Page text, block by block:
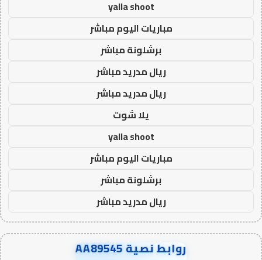
yalla shoot
مباريات اليوم مباشر
برشلونة مباشر
ريال مدريد مباشر
ريال مدريد مباشر
يلا شوت
yalla shoot
مباريات اليوم مباشر
برشلونة مباشر
ريال مدريد مباشر
روابط نصية AA89545